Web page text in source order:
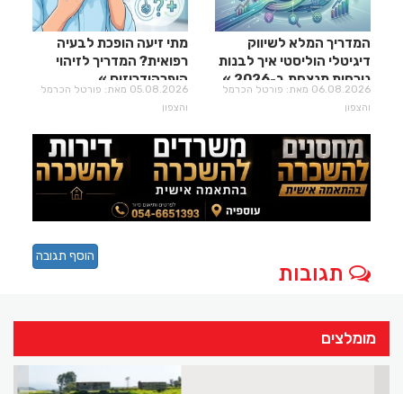
המדריך המלא לשיווק
דיגיטלי הוליסטי איך לבנות
נוכחות מנצחת ב-2026
06.08.2026 מאת: פורטל הכרמל
והצפון
מתי זיעה הופכת לבעיה
רפואית? המדריך לזיהוי
היפרהידרוזיס
05.08.2026 מאת: פורטל הכרמל
והצפון
תגובות
הוסף תגובה
מומלצים